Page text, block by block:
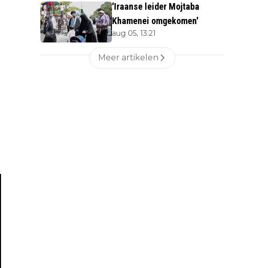
'Iraanse leider Mojtaba
Khamenei omgekomen'
aug 05, 13:21
Meer artikelen